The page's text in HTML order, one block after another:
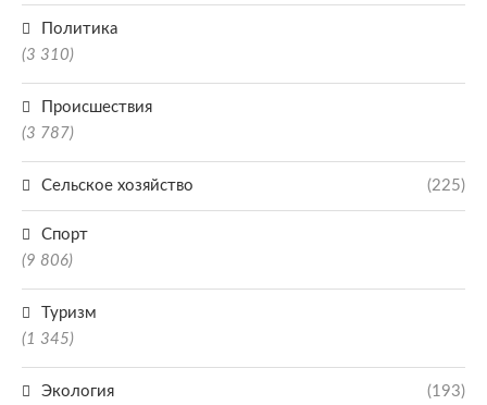
Политика
(3 310)
Происшествия
(3 787)
Сельское хозяйство (225)
Спорт
(9 806)
Туризм
(1 345)
Экология (193)